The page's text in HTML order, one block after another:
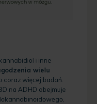
i inne
wielu
coraz więcej badań.
na ADHD obejmuje